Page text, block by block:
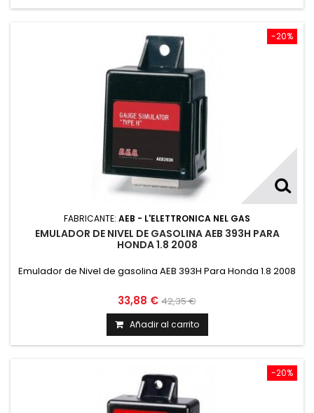
FABRICANTE: AEB - L'ELETTRONICA NEL GAS
EMULADOR DE NIVEL DE GASOLINA AEB 393H PARA
HONDA 1.8 2008
Emulador de Nivel de gasolina AEB 393H Para Honda 1.8 2008
33,88 € 42,35 €
-20%
Añadir al carrito
-20%